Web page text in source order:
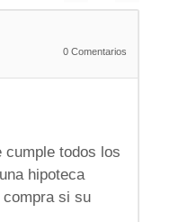
0 Comentarios
cumple todos los
hipoteca
compra si su